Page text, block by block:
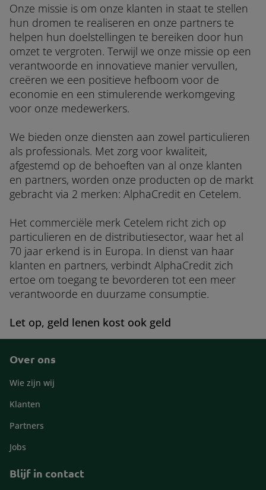
Onze missie is om onze klanten in staat te stellen
hun dromen te realiseren en onze partners te
helpen hun doelstellingen te bereiken door hun
omzet te vergroten. Terwijl we onze missie op een
verantwoorde en innovatieve manier vervullen,
creëren we een positieve hefboom voor de
economie en een stimulerende werkomgeving
voor onze medewerkers.
We bieden onze diensten aan zowel particulieren
als professionals. Met zorg voor kwaliteit,
afgestemd op de behoeften van al onze klanten
en partners, worden onze producten op de markt
gebracht via 2 merken: AlphaCredit en Cetelem.
Het commerciële merk Cetelem richt zich op
particulieren en de distributiesector, waar het al
70 jaar erkend is in Europa. In dienst van haar
klanten en partners, verbindt AlphaCredit zich
ertoe om toegang te bevorderen tot een meer
verantwoorde en duurzame consumptie.
Let op, geld lenen kost ook geld
Over ons
Footer
Wie zijn wij
Klanten
Partners
Jobs
Blijf in contact